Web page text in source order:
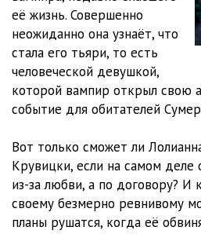
11_delo o serdtse oborotnya
12_delo o serdtse oborotnya
13_delo o serdtse oborotnya
14_delo o serdtse oborotnya
16_delo o serdtse oborotnya
17_delo o serdtse oborotnya
18_delo o serdtse oborotnya
её жизнь. Совершенно
неожиданно она узнаёт, что
стала его тьяри, то есть
человеческой девушкой,
которой вампир открыл свою
событие для обитателей
Вот только сможет ли
Крувицки, если на самом деле
из-за любви, а по договору? И
своему безмерно ревнивому
планы рушатся, когда её